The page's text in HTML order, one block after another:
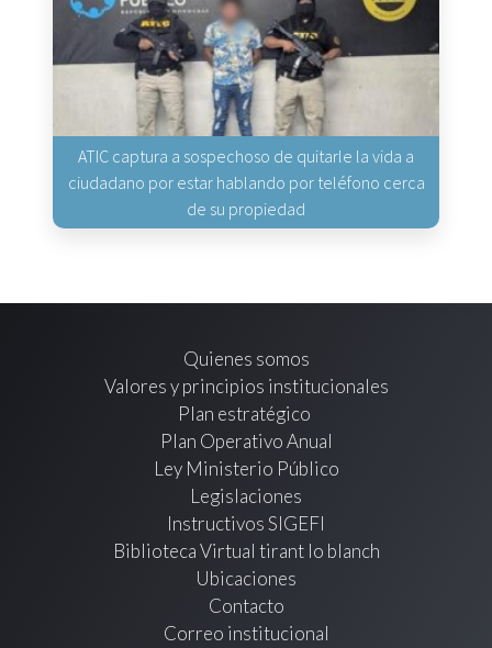
ATIC captura a sospechoso de quitarle la vida a
ciudadano por estar hablando por teléfono cerca
de su propiedad
Quienes somos
Valores y principios institucionales
Plan estratégico
Plan Operativo Anual
Ley Ministerio Público
Legislaciones
Instructivos SIGEFI
Biblioteca Virtual tirant lo blanch
Ubicaciones
Contacto
Correo institucional